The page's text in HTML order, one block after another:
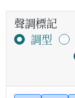
聲調標記
調型